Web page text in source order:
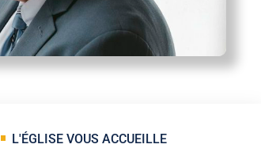
L'ÉGLISE VOUS ACCUEILLE